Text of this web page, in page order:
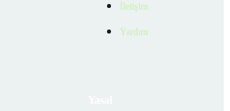
İletişim
Yardım